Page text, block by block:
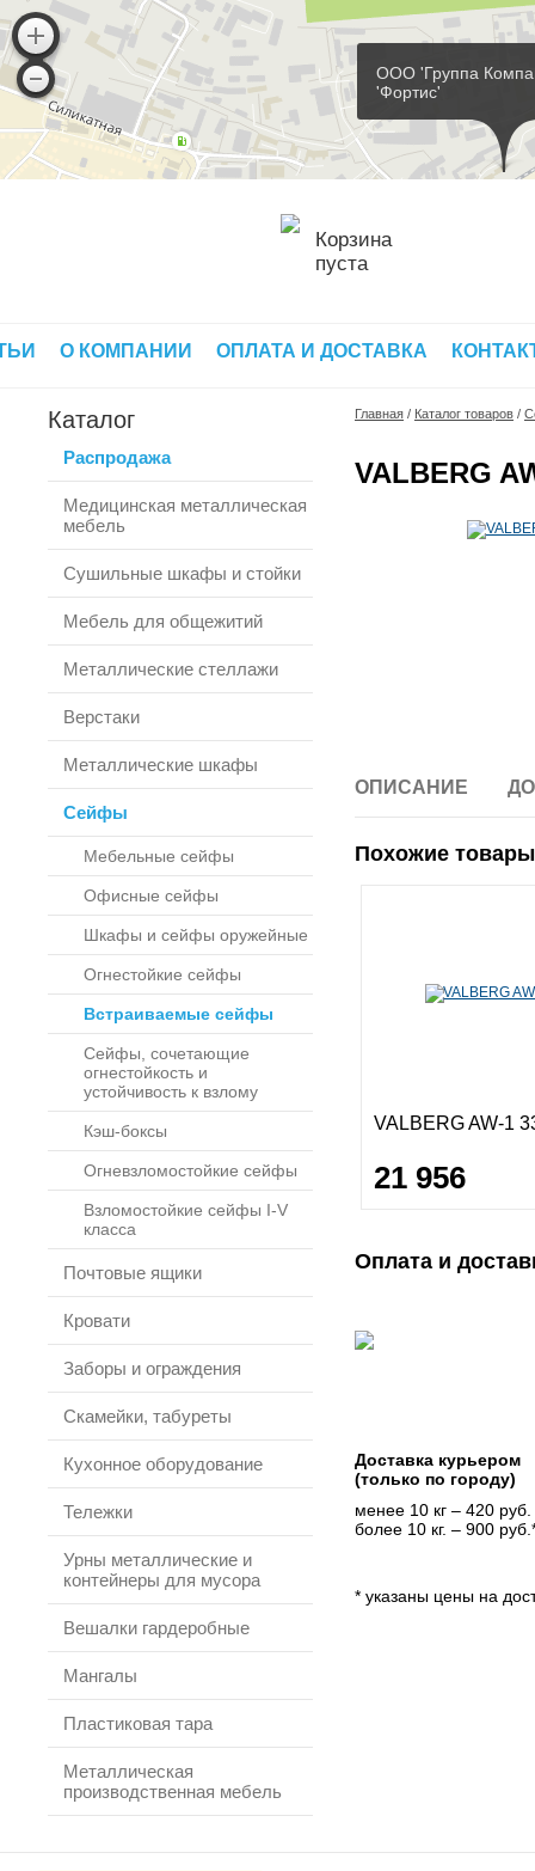
ООО 'Группа
'Фортис'
Корзина
пуста
О КОМПАНИИ ОПЛАТА И ДОСТАВКА
Каталог
Распродажа
Медицинская металлическая
мебель
Сушильные шкафы и стойки
Мебель для общежитий
Металлические стеллажи
Верстаки
Металлические шкафы
Сейфы
Мебельные сейфы
Офисные сейфы
Шкафы и сейфы оружейные
Огнестойкие сейфы
Встраиваемые сейфы
Сейфы, сочетающие
огнестойкость и
устойчивость к взлому
Кэш-боксы
Огневзломостойкие сейфы
Взломостойкие сейфы I-V
класса
Почтовые ящики
Кровати
Заборы и ограждения
Скамейки, табуреты
Кухонное оборудование
Тележки
Урны металлические и
контейнеры для мусора
Вешалки гардеробные
Мангалы
Пластиковая тара
Металлическая
производственная мебель
Главная / Каталог товаров /
VALBERG
ОПИСАНИЕ
Похожие
VALBERG AW-1
21 956
Оплата и
Доставка курьером
(только по городу)
менее 10 кг – 420 руб.
более 10 кг. – 900
* указаны цены на